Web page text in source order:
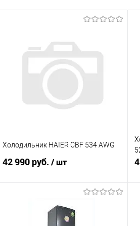
Холодильник HAIER CBF 534 AWG
42 990 руб. / шт